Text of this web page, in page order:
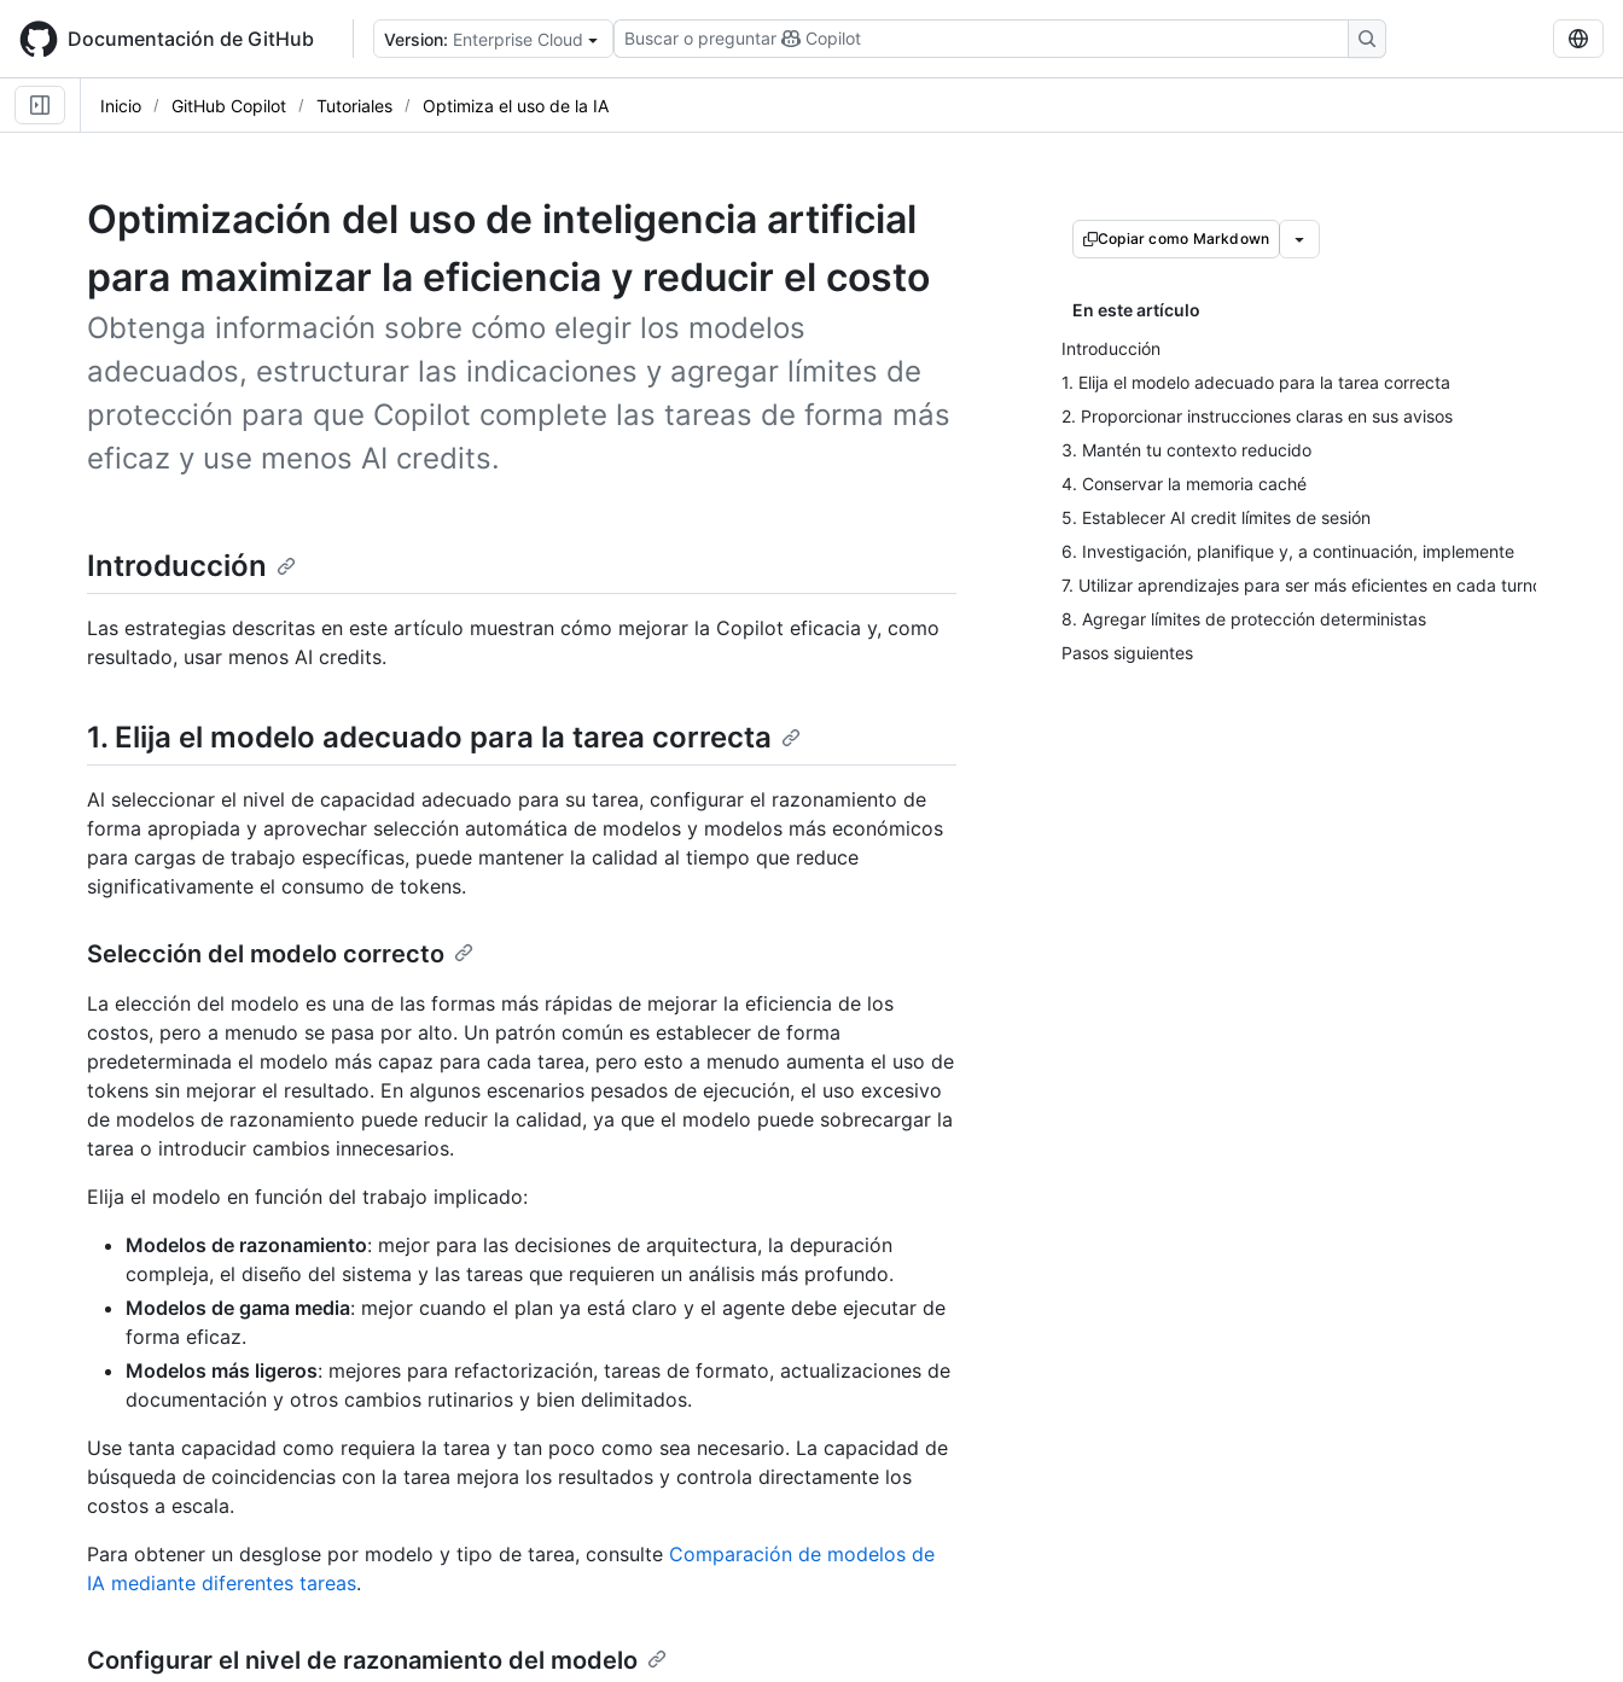
main
content
Documentación de GitHub Version: Enterprise Cloud Buscar o preguntar Copilot
Inicio GitHub Copilot Tutoriales Optimiza el uso de la IA
Optimización del uso de inteligencia artificial
para maximizar la eficiencia y reducir el costo
Obtenga información sobre cómo elegir los modelos
adecuados, estructurar las indicaciones y agregar límites de
protección para que Copilot complete las tareas de forma más
eficaz y use menos AI credits.
Copiar como Markdown
En este artículo
Introducción
1. Elija el modelo adecuado para la tarea correcta
2. Proporcionar instrucciones claras en sus avisos
3. Mantén tu contexto reducido
4. Conservar la memoria caché
5. Establecer AI credit límites de sesión
6. Investigación, planifique y, a continuación, implemente
7. Utilizar aprendizajes para ser más eficientes en cada turno
8. Agregar límites de protección deterministas
Pasos siguientes
Introducción
Las estrategias descritas en este artículo muestran cómo mejorar la Copilot eficacia y, como
resultado, usar menos AI credits.
1. Elija el modelo adecuado para la tarea correcta
Al seleccionar el nivel de capacidad adecuado para su tarea, configurar el razonamiento de
forma apropiada y aprovechar selección automática de modelos y modelos más económicos
para cargas de trabajo específicas, puede mantener la calidad al tiempo que reduce
significativamente el consumo de tokens.
Selección del modelo correcto
La elección del modelo es una de las formas más rápidas de mejorar la eficiencia de los
costos, pero a menudo se pasa por alto. Un patrón común es establecer de forma
predeterminada el modelo más capaz para cada tarea, pero esto a menudo aumenta el uso de
tokens sin mejorar el resultado. En algunos escenarios pesados de ejecución, el uso excesivo
de modelos de razonamiento puede reducir la calidad, ya que el modelo puede sobrecargar la
tarea o introducir cambios innecesarios.
Elija el modelo en función del trabajo implicado:
Modelos de razonamiento: mejor para las decisiones de arquitectura, la depuración
compleja, el diseño del sistema y las tareas que requieren un análisis más profundo.
Modelos de gama media: mejor cuando el plan ya está claro y el agente debe ejecutar de
forma eficaz.
Modelos más ligeros: mejores para refactorización, tareas de formato, actualizaciones de
documentación y otros cambios rutinarios y bien delimitados.
Use tanta capacidad como requiera la tarea y tan poco como sea necesario. La capacidad de
búsqueda de coincidencias con la tarea mejora los resultados y controla directamente los
costos a escala.
Para obtener un desglose por modelo y tipo de tarea, consulte Comparación de modelos de
IA mediante diferentes tareas.
Configurar el nivel de razonamiento del modelo